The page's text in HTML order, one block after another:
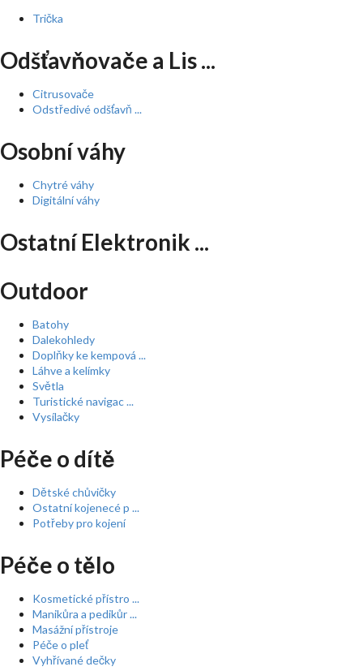
Trička
Odšťavňovače a Lis ...
Citrusovače
Odstředivé odšťavň ...
Osobní váhy
Chytré váhy
Digitální váhy
Ostatní Elektronik ...
Outdoor
Batohy
Dalekohledy
Doplňky ke kempová ...
Láhve a kelímky
Světla
Turistické navigac ...
Vysílačky
Péče o dítě
Dětské chůvičky
Ostatní kojenecé p ...
Potřeby pro kojení
Péče o tělo
Kosmetické přístro ...
Manikůra a pedikůr ...
Masážní přístroje
Péče o pleť
Vyhřívané dečky